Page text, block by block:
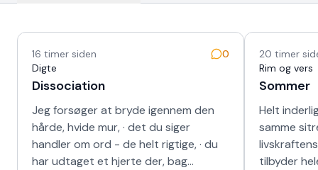
16 timer siden
0
Digte
Dissociation
Jeg forsøger at bryde igennem den
hårde, hvide mur, · det du siger
handler om ord - de helt rigtige, · du
har udtaget et hjerte der, bag
20 timer
Rim og vers
Sommer
Helt
samme
tilbyder